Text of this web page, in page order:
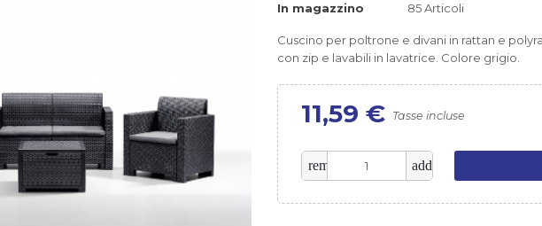
In magazzino
85 Articoli
Cuscino per poltrone e divani in rattan e
con zip e lavabili in lavatrice. Colore grigio.
11,59 € Tasse incluse
remove add